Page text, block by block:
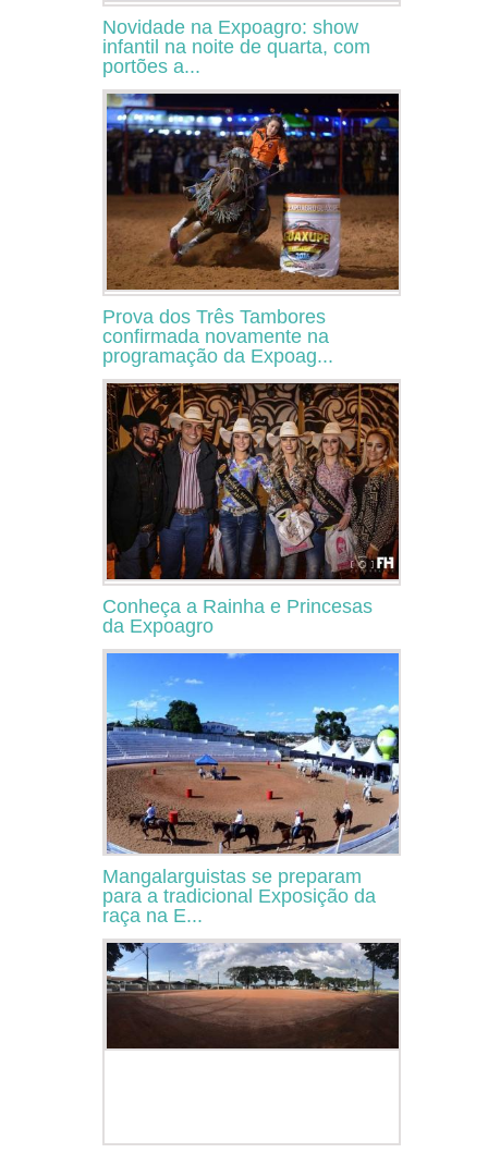
Novidade na Expoagro: show
infantil na noite de quarta, com
portões a...
Prova dos Três Tambores
confirmada novamente na
programação da Expoag...
Conheça a Rainha e Princesas
da Expoagro
Mangalarguistas se preparam
para a tradicional Exposição da
raça na E...